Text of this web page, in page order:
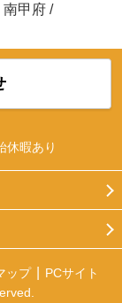
南甲府 /
休暇あり
ップ
PCサイト